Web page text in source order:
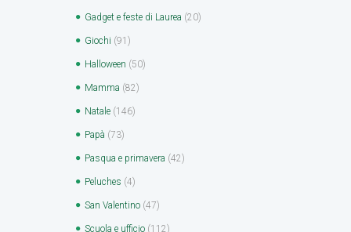
Gadget e feste di Laurea (20)
Giochi (91)
Halloween (50)
Mamma (82)
Natale (146)
Papà (73)
Pasqua e primavera (42)
Peluches (4)
San Valentino (47)
Scuola e ufficio (112)